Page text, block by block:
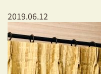
建て替
耐震対策
2019.06.12